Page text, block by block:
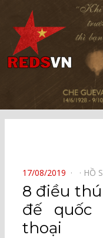
Kênh chia sẻ tri thức cộng
POSTED
ON
17/08/2019 HỒ
8 điều
đế quốc
thoại